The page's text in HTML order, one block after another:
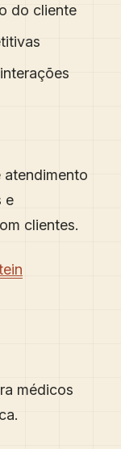
do cliente
atendimento
e
clientes.
médicos